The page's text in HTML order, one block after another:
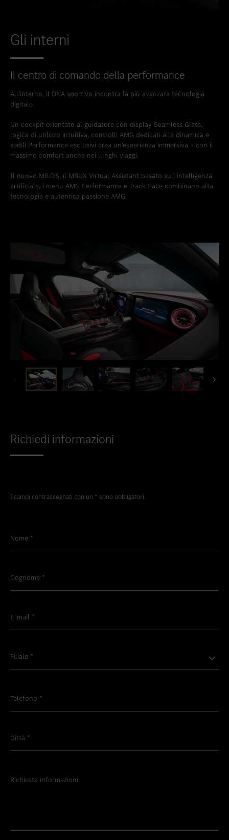
Gli interni
Il centro di comando della performance
All’interno, il DNA sportivo incontra la più avanzata tecnologia
digitale.
Un cockpit orientato al guidatore con display Seamless Glass,
logica di utilizzo intuitiva, controlli AMG dedicati alla dinamica e
sedili Performance esclusivi crea un’esperienza immersiva – con il
massimo comfort anche nei lunghi viaggi.
Il nuovo MB.OS, il MBUX Virtual Assistant basato sull’intelligenza
artificiale, i menu AMG Performance e Track Pace combinano alta
tecnologia e autentica passione AMG.
Richiedi informazioni
I campi contrassegnati con un * sono obbligatori.
Nome *
Cognome *
E-mail *
Filiale *
Telefono *
Città *
Richiesta informazioni